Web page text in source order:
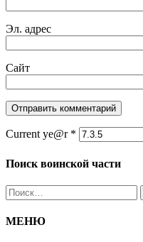
Эл. адрес
Сайт
Current ye@r *
Поиск воинской части
Найти:
МЕНЮ